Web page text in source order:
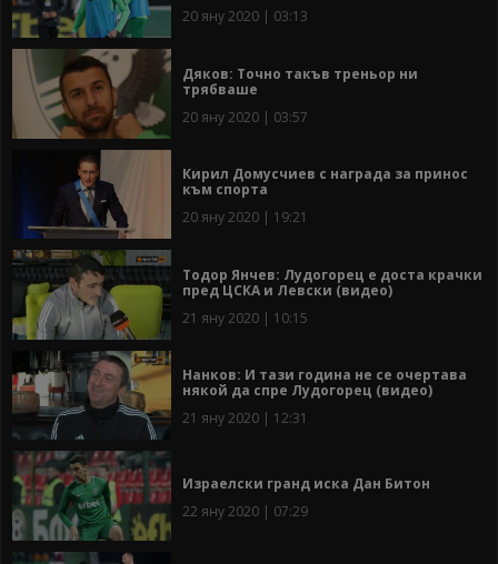
20 яну 2020 | 03:13
Дяков: Точно такъв треньор ни
трябваше
20 яну 2020 | 03:57
Кирил Домусчиев с награда за принос
към спорта
20 яну 2020 | 19:21
Тодор Янчев: Лудогорец е доста крачки
пред ЦСКА и Левски (видео)
21 яну 2020 | 10:15
Нанков: И тази година не се очертава
някой да спре Лудогорец (видео)
21 яну 2020 | 12:31
Израелски гранд иска Дан Битон
22 яну 2020 | 07:29